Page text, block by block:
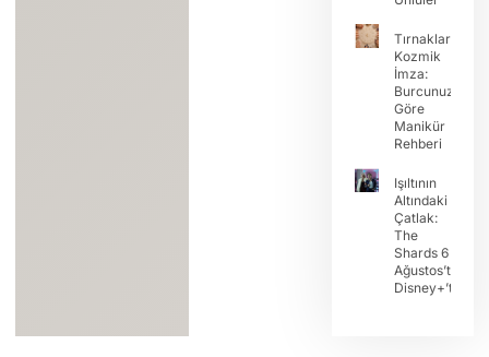
Tırnaklarda
Kozmik
İmza:
Burcunuza
Göre
Manikür
Rehberi
Işıltının
Altındaki
Çatlak:
The
Shards 6
Ağustos’ta
Disney+’ta